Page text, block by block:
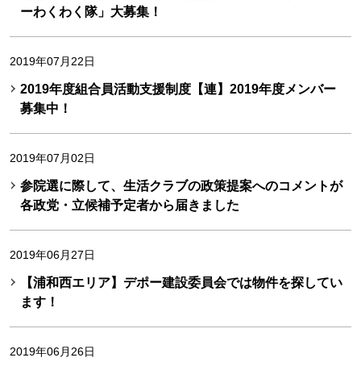
ーわくわく隊」大募集！
2019年07月22日
2019年度組合員活動支援制度【連】2019年度メンバー
募集中！
2019年07月02日
参院選に際して、生活クラブの政策提案へのコメントが
各政党・立候補予定者から届きました
2019年06月27日
【浦和西エリア】デポー建設委員会では物件を探してい
ます！
2019年06月26日